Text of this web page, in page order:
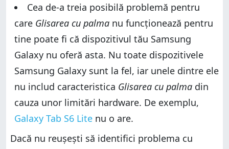
Cea de-a treia posibilă problemă pentru
care Glisarea cu palma nu funcționează pentru
tine poate fi că dispozitivul tău Samsung
Galaxy nu oferă asta. Nu toate dispozitivele
Samsung Galaxy sunt la fel, iar unele dintre ele
nu includ caracteristica Glisarea cu palma din
cauza unor limitări hardware. De exemplu,
Galaxy Tab S6 Lite nu o are.
Dacă nu reușești să identifici problema cu